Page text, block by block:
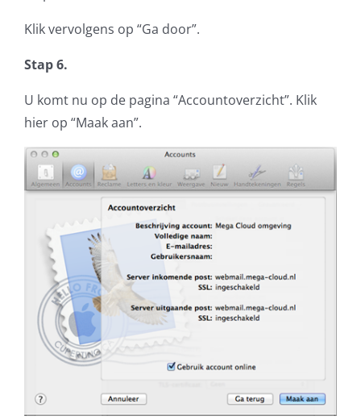
Klik vervolgens op “Ga door”.
Stap 6.
U komt nu op de pagina “Accountoverzicht”. Klik
hier op “Maak aan”.